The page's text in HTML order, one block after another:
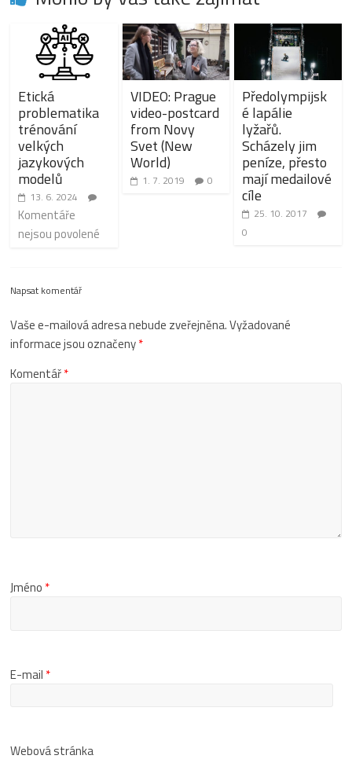
Etická
problematika
trénování
velkých
jazykových
modelů
13. 6. 2024
Komentáře
nejsou povolené
VIDEO: Prague
video-postcard
from Novy
Svet (New
World)
1. 7. 2019 0
Předolympijsk
é lapálie
lyžařů.
Scházely jim
peníze, přesto
mají medailové
cíle
25. 10. 2017
0
Napsat komentář
Vaše e-mailová adresa nebude zveřejněna.Vyžadované
informace jsou označeny*
Komentář*
Jméno *
E-mail *
Webová stránka